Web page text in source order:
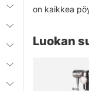
on kaikkea
Luokan